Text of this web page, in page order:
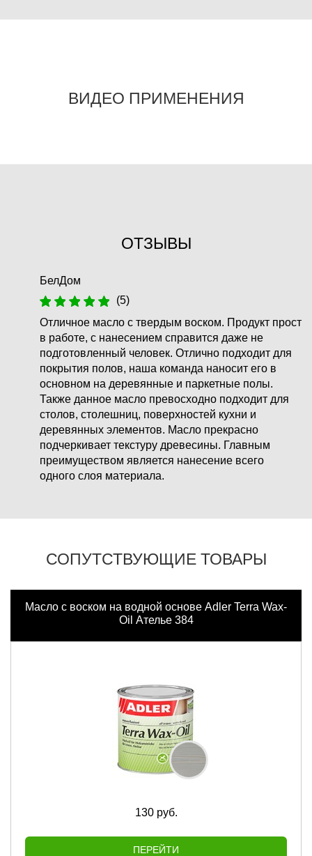
ВИДЕО ПРИМЕНЕНИЯ
ОТЗЫВЫ
БелДом
(5)
Отличное масло с твердым воском. Продукт прост
в работе, с нанесением справится даже не
подготовленный человек. Отлично подходит для
покрытия полов, наша команда наносит его в
основном на деревянные и паркетные полы.
Также данное масло превосходно подходит для
столов, столешниц, поверхностей кухни и
деревянных элементов. Масло прекрасно
подчеркивает текстуру древесины. Главным
преимуществом является нанесение всего
одного слоя материала.
СОПУТСТВУЮЩИЕ ТОВАРЫ
Масло с воском на водной основе Adler Terra Wax-
Oil Ателье 384
130 руб.
ПЕРЕЙТИ